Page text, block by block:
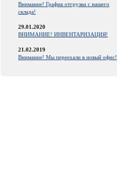
Внимание! График отгрузки с нашего
склада!
29.01.2020
ВНИМАНИЕ! ИНВЕНТАРИЗАЦИЯ!
21.02.2019
Внимание! Мы переехали в новый офис!